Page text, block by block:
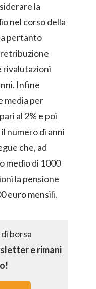
la
nel corso della
pertanto
rivalutazioni
Infine
media per
al 2% e poi
numero di anni
che, ad
medio di 1000
la pensione
euro mensili.
e rimani